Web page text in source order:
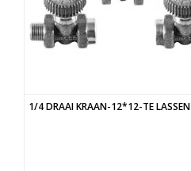
1/4 DRAAI KRAAN-12*12-TE LASSEN